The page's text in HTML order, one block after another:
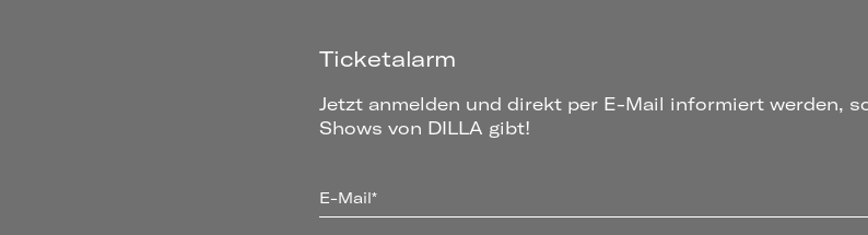
Ticketalarm
Jetzt anmelden und direkt per E-Mail informiert werden,
Shows von DILLA gibt!
E-Mail*